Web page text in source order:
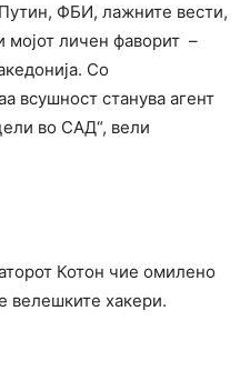
ФБИ, лажните вести,
мојот личен фаворит –
Со
всушност станува агент
во САД“, вели
Котон чие омилено
велешките хакери.